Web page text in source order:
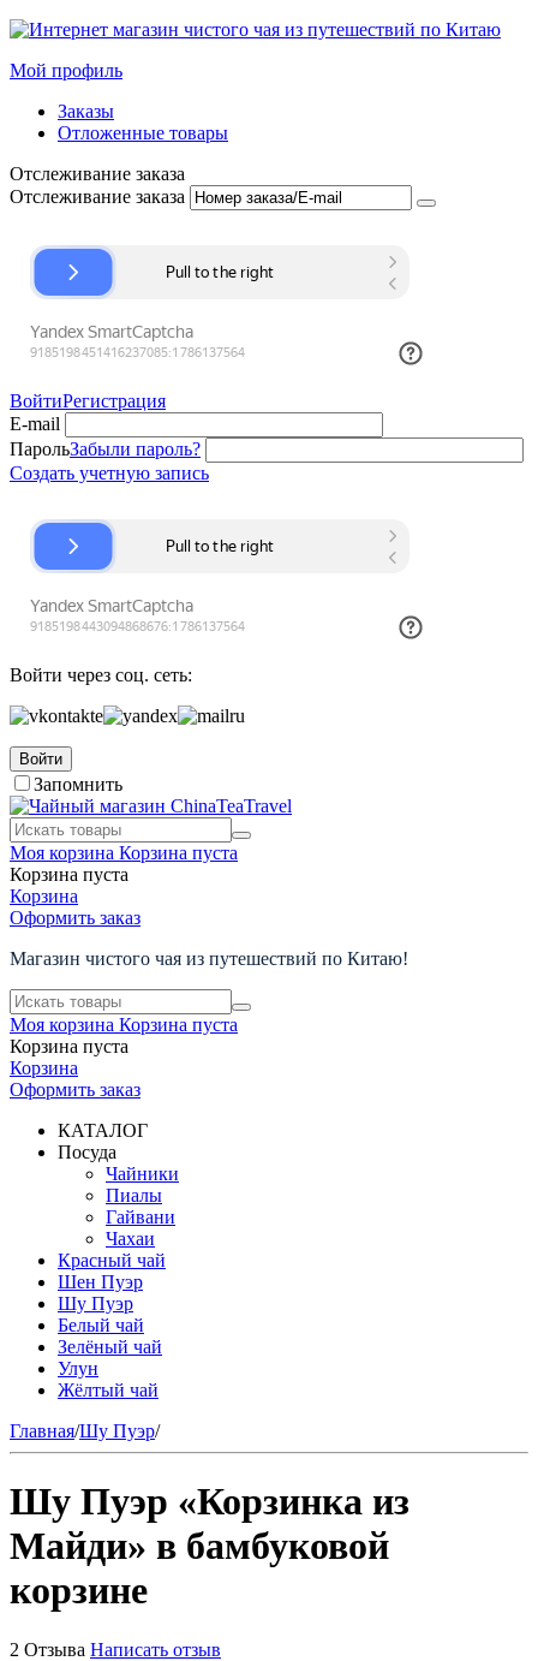
Мой профиль
Заказы
Отложенные товары
Отслеживание заказа
Отслеживание заказа
ВойтиРегистрация
E-mail
ПарольЗабыли пароль?
Создать учетную запись
Войти через соц. сеть:
Войти
Запомнить
Моя корзина Корзина пуста
Корзина пуста
Корзина
Оформить заказ
Магазин чистого чая из путешествий по Китаю!
Моя корзина Корзина пуста
Корзина пуста
Корзина
Оформить заказ
КАТАЛОГ
Посуда
Чайники
Пиалы
Гайвани
Чахаи
Красный чай
Шен Пуэр
Шу Пуэр
Белый чай
Зелёный чай
Улун
Жёлтый чай
Главная/Шу Пуэр/
Шу Пуэр «Корзинка из
Майди» в бамбуковой
корзине
2 Отзыва Написать отзыв